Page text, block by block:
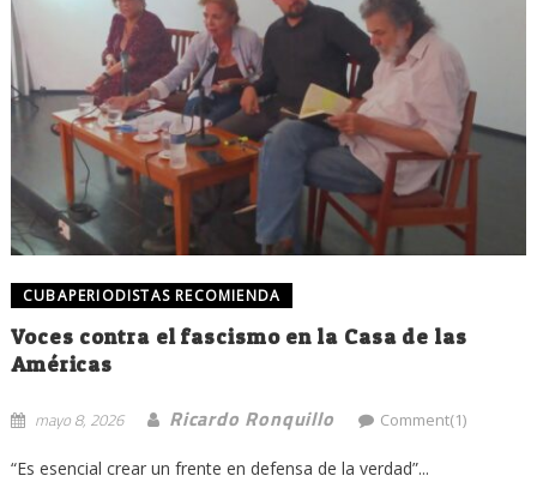
CUBAPERIODISTAS RECOMIENDA
Voces contra el fascismo en la Casa de las
Américas
mayo 8, 2026 Ricardo Ronquillo Comment(1)
“Es esencial crear un frente en defensa de la verdad”...